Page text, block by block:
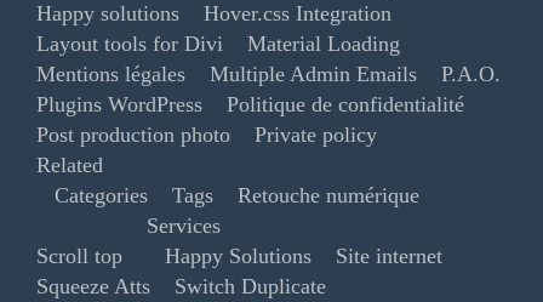
Happy solutions
Hover.css Integration
Layout tools for Divi
Material Loading
Mentions légales
Multiple Admin Emails
P.A.O.
Plugins WordPress
Politique de confidentialité
Post production photo
Private policy
Related
Categories
Tags Retouche numérique
Scroll top
Services
Happy Solutions
Site internet
Squeeze Atts
Switch Duplicate